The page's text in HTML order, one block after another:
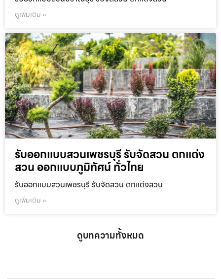
ดูเพิ่มเติม »
รับออกแบบสวนเพชรบุรี รับจัดสวน ตกแต่ง
สวน ออกแบบภูมิทัศน์ ทั่วไทย
รับออกแบบสวนเพชรบุรี รับจัดสวน ตกแต่งสวน
ดูเพิ่มเติม »
ดูบทความทั้งหมด